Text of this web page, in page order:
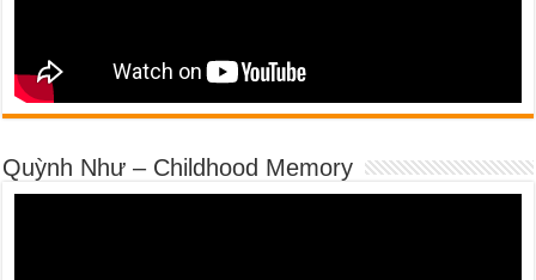
Quỳnh Như – Childhood Memory